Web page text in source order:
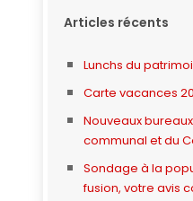
Articles récents
Lunchs du
Carte vacances
Nouveaux
communal et du
Sondage à la
fusion, votre avis